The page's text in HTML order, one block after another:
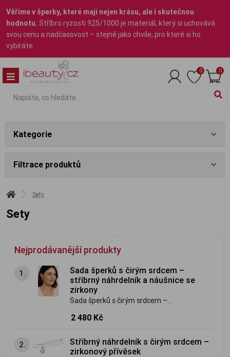
Věříme v šperky, které mají nejen krásu, ale i skutečnou
hodnotu. Stříbro ryzosti 925/1000 je materiál, který si uchovává
svou cenu a nadčasovost – stejně jako chvíle, pro které si ho
vybíráte.
0 0
Kategorie
Filtrace produktů
Sety
Sety
Nejprodávanější produkty
1.
Sada šperků s čirým srdcem –
stříbrný náhrdelník a náušnice se
zirkony
Sada šperků s čirým srdcem –
náhrdelník, náušnice a přívěsek je
2 480 Kč
2.
Stříbrný náhrdelník s čirým srdcem –
zirkonový přívěsek